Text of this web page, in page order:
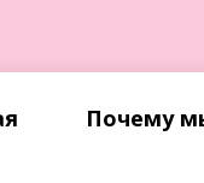
Почему